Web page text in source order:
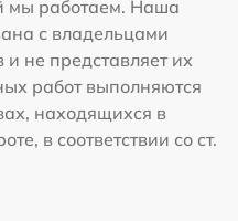
мы работаем. Наша
с владельцами
не представляет их
работ выполняются
находящихся в
в соответствии со ст.